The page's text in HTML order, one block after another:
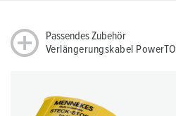
Passendes Zubehör
Verlängerungskabel